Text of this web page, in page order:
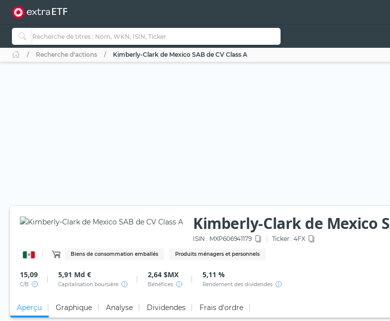
Recherche d'actions Kimberly-Clark de Mexico SAB de CV Class A
Kimberly-Clark de Mexico
ISIN : MXP606941179 Ticker : 4FX
Biens de consommation emballés Produits ménagers et personnels
15,09
C/B
5,91 Md €
Capitalisation boursière
2,64 $MX
Bénéfices
5,11 %
Rendement des dividendes
Aperçu Graphique Analyse Dividendes Frais d'ordre